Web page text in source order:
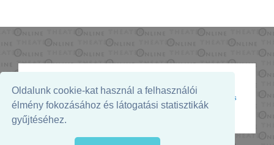
Oldalunk cookie-kat használ a felhasználói
élmény fokozásához és látogatási statisztikák
gyűjtéséhez.
Az oldal megjelenését támogatja: